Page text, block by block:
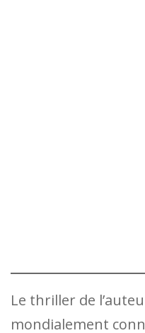
Le thriller de
mondialement